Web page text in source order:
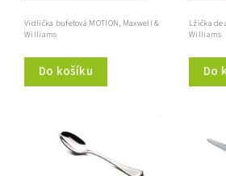
Do košíku
Vidlička bufetová MOTION, Maxwell &
Williams
Do
Lžička
Williams